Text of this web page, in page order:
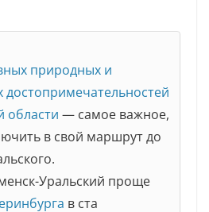
природных и
достопримечательностей
области — самое важное,
в свой маршрут до
Уральский проще
в ста